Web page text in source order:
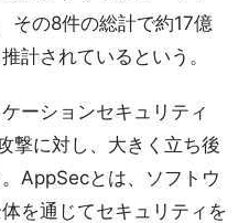
その8件の総計で約17億
計されているという。
ーションセキュリティ
撃に対し、大きく立ち後
AppSecとは、ソフトウ
を通じてセキュリティを